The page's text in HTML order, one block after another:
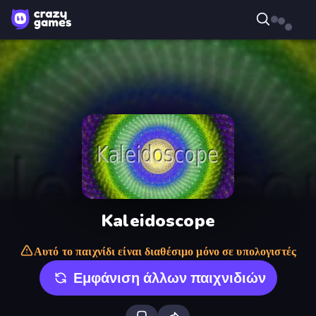
Kaleidoscope
Αυτό το παιχνίδι είναι διαθέσιμο μόνο σε υπολογιστές
Εμφάνιση άλλων παιχνιδιών